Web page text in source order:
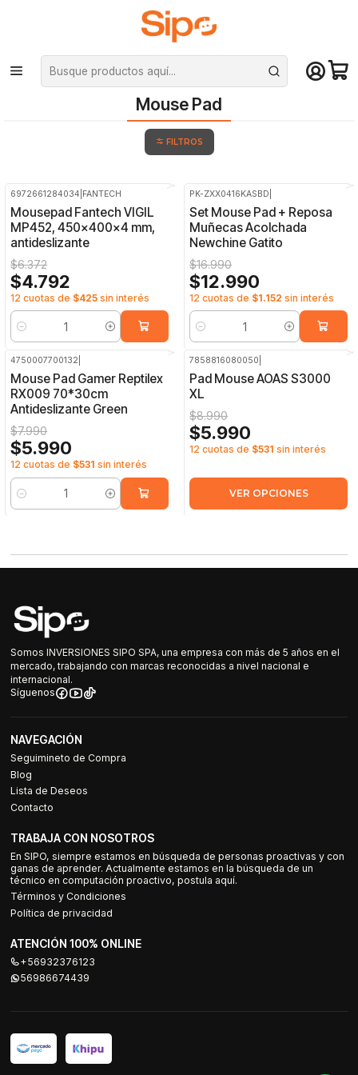
¡Compra hasta mediodía y recibe hoy! De lunes a sábado en el gran
Santiago. Envío gratis desde $29.990
Inicio Computación y Gamers Mouse Pad
Mouse Pad
FILTROS
6972661284034 FANTECH
Mousepad Fantech VIGIL
MP452, 450x400x4 mm,
antideslizante
$6.372
$4.792
12 cuotas de $425 sin interés
Cantidad
PK-ZXX0416KASBD
Set Mouse Pad + Reposa
Muñecas Acolchada
Newchine Gatito
$16.990
$12.990
12 cuotas de $1.152 sin interés
Cantidad
4750007700132
Mouse Pad Gamer Reptilex
RX009 70*30cm
Antideslizante Green
$7.990
$5.990
12 cuotas de $531 sin interés
Cantidad
7858816080050
Pad Mouse AOAS S3000
XL
$8.990
$5.990
12 cuotas de $531 sin interés
VER OPCIONES
Somos INVERSIONES SIPO SPA, una empresa con más de 5 años en el
mercado, trabajando con marcas reconocidas a nivel nacional e
internacional.
Síguenos
NAVEGACIÓN
Seguimineto de Compra
Blog
Lista de Deseos
Contacto
TRABAJA CON NOSOTROS
En SIPO, siempre estamos en búsqueda de personas proactivas y con
ganas de aprender. Actualmente estamos en la búsqueda de un
técnico en computación proactivo, postula aquí.
Términos y Condiciones
Política de privacidad
ATENCIÓN 100% ONLINE
+56932376123
56986674439